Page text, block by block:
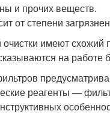
и прочих веществ.
от степени
имеют схожий
на
реагенты —